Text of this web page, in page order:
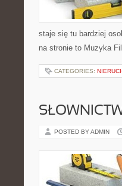
staje się tu bardziej
na stronie to Muzyka
CATEGORIES:
POSTED BY ADMIN